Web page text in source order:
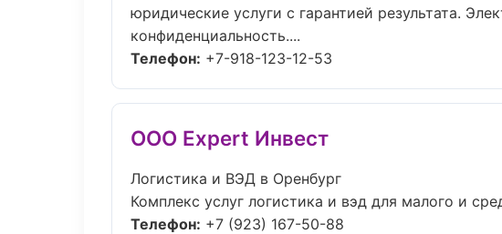
юридические услуги с гарантией результата.
конфиденциальность....
Телефон: +7-918-123-12-53
ООО Expert Инвест
Логистика и ВЭД в Оренбург
Комплекс услуг логистика и вэд для малого и
Телефон: +7 (923) 167-50-88